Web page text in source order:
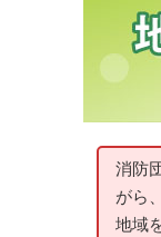
消防
がら
地域